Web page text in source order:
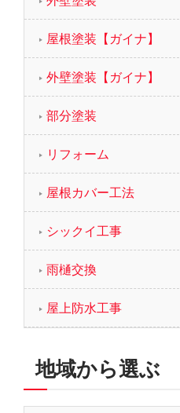
屋根塗装【ガイナ】
外壁塗装【ガイナ】
部分塗装
リフォーム
屋根カバー工法
シックイ工事
雨樋交換
屋上防水工事
地域から選ぶ